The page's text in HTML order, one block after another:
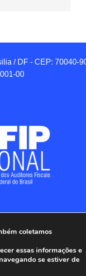
/ DF - CEP: 70040-
00
da Receita Federal
coletamos
essas informações e
se estiver de